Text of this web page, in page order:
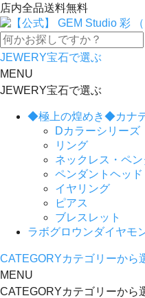
店内全品送料無料
JEWERY宝石で選ぶ
MENU
JEWERY宝石で選ぶ
◆極上の煌めき◆カナ
Dカラーシリーズ
リング
ネックレス・ペン
ペンダントヘッド
イヤリング
ピアス
ブレスレット
ラボグロウンダイヤモ
CATEGORYカテゴリーから
MENU
CATEGORYカテゴリーから